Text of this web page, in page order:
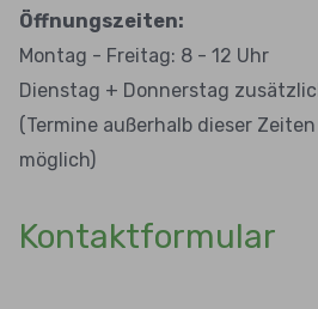
Öffnungszeiten:
Montag - Freitag: 8 - 12 Uhr
Dienstag + Donnerstag
(Termine außerhalb dieser
möglich)
Kontaktformular